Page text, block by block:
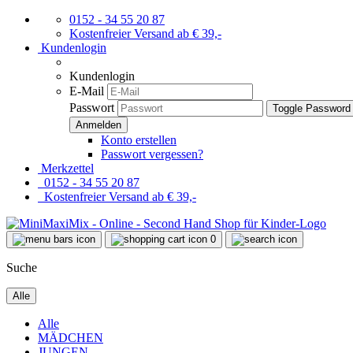
0152 - 34 55 20 87
Kostenfreier Versand ab € 39,-
Kundenlogin
Kundenlogin
E-Mail
Passwort
Toggle
Konto erstellen
Passwort vergessen?
Merkzettel
0152 - 34 55 20 87
Kostenfreier Versand ab € 39,-
0
Suche
Alle
Alle
MÄDCHEN